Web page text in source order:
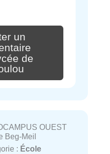
un
de
OUEST
Beg-Meil
: École